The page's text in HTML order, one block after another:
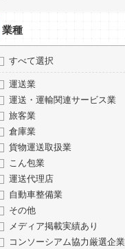
業種
すべて選択
運送業
運送・運輸関連サービス業
旅客業
倉庫業
貨物運送取扱業
こん包業
運送代理店
自動車整備業
その他
メディア掲載実績あり
コンソーシアム協力厳選企業